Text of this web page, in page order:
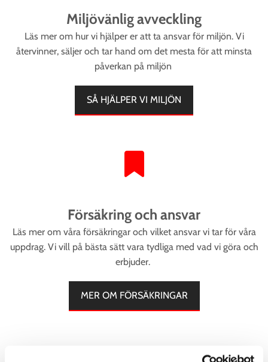
Miljövänlig avveckling
Läs mer om hur vi hjälper er att ta ansvar för miljön. Vi
återvinner, säljer och tar hand om det mesta för att minsta
påverkan på miljön
SÅ HJÄLPER VI MILJÖN
Försäkring och ansvar
Läs mer om våra försäkringar och vilket ansvar vi tar för våra
uppdrag. Vi vill på bästa sätt vara tydliga med vad vi göra och
erbjuder.
MER OM FÖRSÄKRINGAR